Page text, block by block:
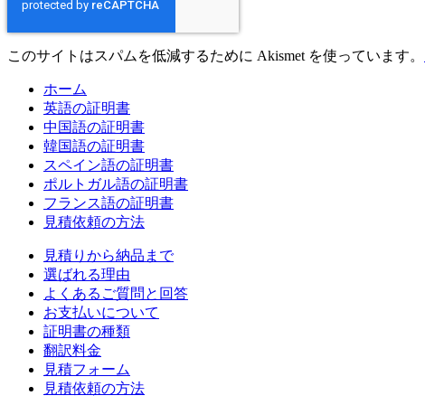
このサイトはスパムを低減するために Akismet を使っています。
ホーム
英語の証明書
中国語の証明書
韓国語の証明書
スペイン語の証明書
ポルトガル語の証明書
フランス語の証明書
見積依頼の方法
見積りから納品まで
選ばれる理由
よくあるご質問と回答
お支払いについて
証明書の種類
翻訳料金
見積フォーム
見積依頼の方法